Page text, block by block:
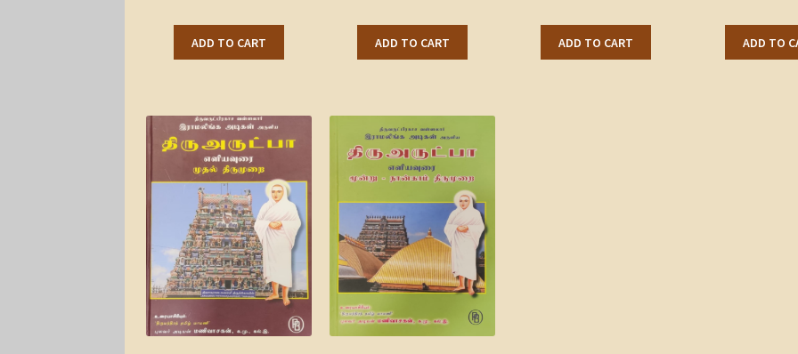
ADD TO CART ADD TO CART ADD TO CART ADD TO